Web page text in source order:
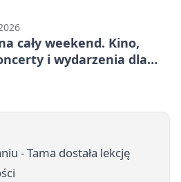
cały weekend. Kino,
i wydarzenia dla
- Tama dostała lekcję